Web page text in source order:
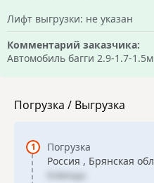
Лифт выгрузки: не указан
Комментарий заказчика:
Автомобиль багги 2.9-1.7-
Погрузка / Выгрузка
Погрузка
Россия , Брянская
Клинцы